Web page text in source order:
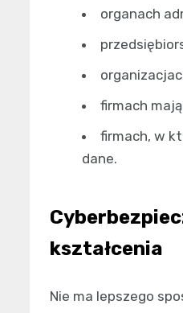
organach
firmach
firmach, w
dane.
kształcenia
Nie ma lepszego